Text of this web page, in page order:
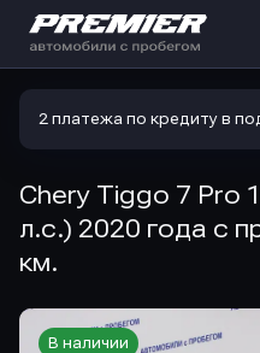
2 платежа по кредиту в
Chery Tiggo 7 Pro
л.с.) 2020 года с
км.
В наличии